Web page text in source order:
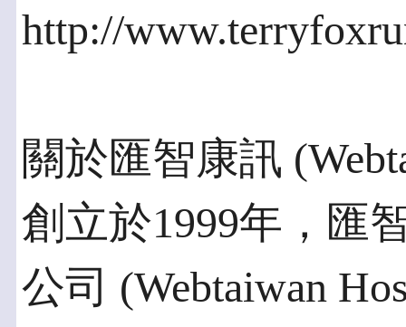
http://
關於匯智康訊
創立於1999年，匯
公司 (Webtaiwan